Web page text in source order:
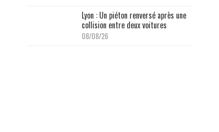
Lyon : Un piéton renversé après une
collision entre deux voitures
08/08/26